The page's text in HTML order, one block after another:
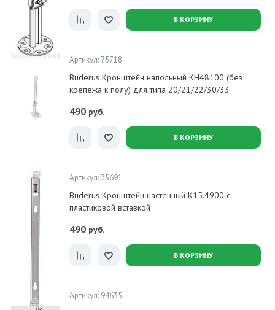
В КОРЗИНУ
Артикул: 75718
Buderus Кронштейн напольный KH48100 (без
крепежа к полу) для типа 20/21/22/30/33
490 руб.
В КОРЗИНУ
Артикул: 75691
Buderus Кронштейн настенный K15.4900 с
пластиковой вставкой
490 руб.
В КОРЗИНУ
Артикул: 94635